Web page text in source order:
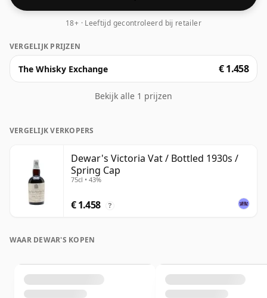
18+ · Leeftijd gecontroleerd bij retailer
VERGELIJK PRIJZEN
The Whisky Exchange € 1.458
Bekijk alle 1 prijzen
VERGELIJK VERKOPERS
Dewar's Victoria Vat / Bottled 1930s /
Spring Cap
75cl • 43%
€ 1.458 ?
WAAR DEWAR'S KOPEN